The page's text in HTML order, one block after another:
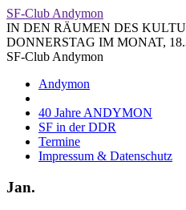
SF-Club Andymon
IN DEN RÄUMEN DES
DONNERSTAG IM MONAT,
SF-Club Andymon
Andymon
40 Jahre ANDYMON
SF in der DDR
Termine
Impressum & Datenschutz
Jan.